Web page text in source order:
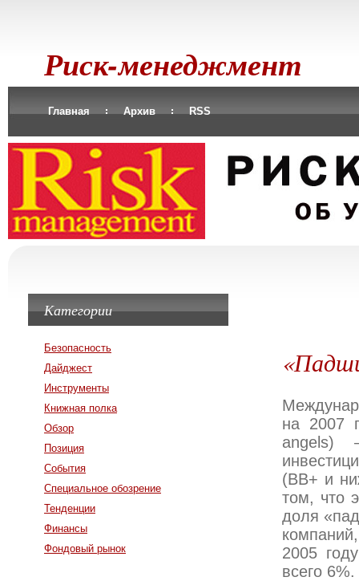
Риск-менеджмент
Главная Архив RSS
на 2007
angels)
(ВВ+ и
том, что
доля
2005
всего 6%.
Категории
Безопасность
Дайджест
Инструменты
Книжная полка
Обзор
Позиция
События
Специальное обозрение
Тенденции
Финансы
Фондовый рынок